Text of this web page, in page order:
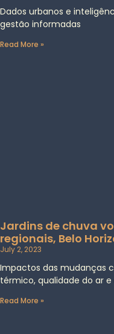
Dados urbanos e
gestão informadas
Read More »
Jardins de chuva
regionais, Belo
July 2, 2023
Impactos das mudanças
térmico, qualidade do ar
Read More »